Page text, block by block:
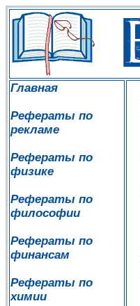
Главная
Рефераты по
рекламе
Рефераты по
физике
Рефераты по
философии
Рефераты по
финансам
Рефераты по
химии